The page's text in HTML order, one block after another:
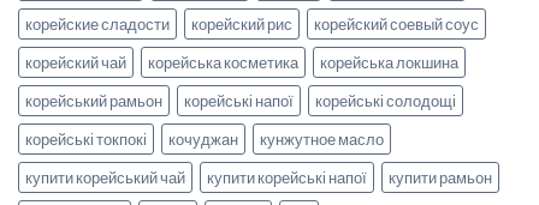
корейские сладости
корейский рис
корейский соевый соус
корейский чай
корейська косметика
корейська локшина
корейський рамьон
корейські напої
корейські солодощі
корейські токпокі
кочуджан
кунжутное масло
купити корейський чай
купити корейські напої купити рамьон